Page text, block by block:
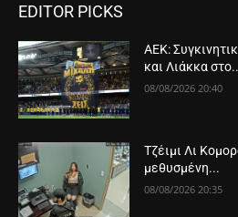
EDITOR PICKS
ΑΕΚ:
και Λιάκκα
08/08/2026 20:40
Τζέιμι Λι
μεθυσμένη...
08/08/2026 20:35